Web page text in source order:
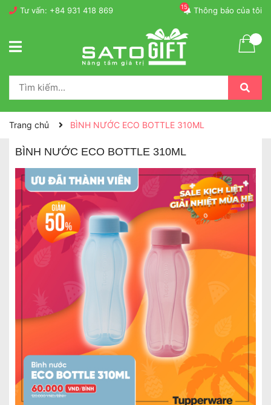
Tư vấn: +84 931 418 869 Thông báo của tôi
15
Trang chủ BÌNH NƯỚC ECO BOTTLE 310ML
BÌNH NƯỚC ECO BOTTLE 310ML